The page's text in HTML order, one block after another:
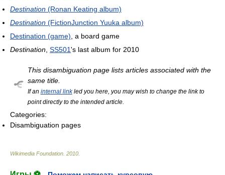
Destination (Ronan Keating album)
Destination (FictionJunction Yuuka album)
Destination (game) , a board game
Destination SS501's last album for 2010
This disambiguation page lists articles associated with the
same title.
If an internal linkled you here, you may wish to change the link to
point directly to the intended article.
Categories:
Disambiguation pages
Wikimedia Foundation 2010